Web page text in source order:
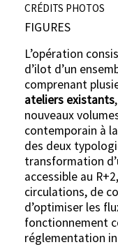
CRÉDITS PHOTOS
FIGURES
L’opération
d’ilot d’un
comprenant
ateliers existants
nouveaux
contemporain à
des deux
transformation
accessible au
circulations, de
d’optimiser les
fonctionnement
réglementation